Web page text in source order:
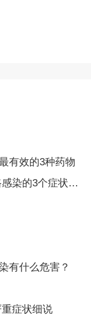
有效的3种药物
男性尿路感染有什么症状 男性尿路感染的3个症状明显
有什么危害？
症状细说